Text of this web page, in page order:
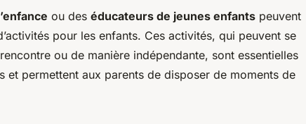
ou des éducateurs de jeunes enfants peuvent
pour les enfants. Ces activités, qui peuvent se
ou de manière indépendante, sont essentielles
et permettent aux parents de disposer de moments de